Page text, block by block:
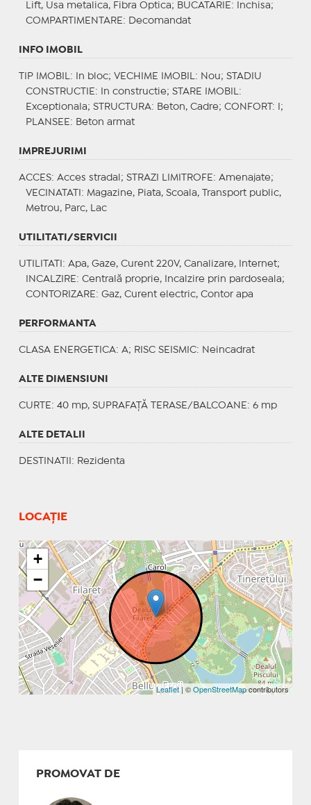
Lift, Usa metalica, Fibra Optica; BUCATARIE : Inchisa;
COMPARTIMENTARE : Decomandat
INFO IMOBIL
TIP IMOBIL : In bloc; VECHIME IMOBIL : Nou; STADIU
CONSTRUCTIE : In constructie; STARE IMOBIL :
Exceptionala; STRUCTURA: Beton, Cadre; CONFORT : I;
PLANSEE : Beton armat
IMPREJURIMI
ACCES: Acces stradal; STRAZI LIMITROFE : Amenajate;
VECINATATI : Magazine, Piata, Scoala, Transport public,
Metrou, Parc, Lac
UTILITATI/SERVICII
UTILITATI : Apa, Gaze, Curent 220V, Canalizare, Internet;
INCALZIRE : Centrală proprie, Incalzire prin pardoseala;
CONTORIZARE : Gaz, Curent electric, Contor apa
PERFORMANTA
CLASA ENERGETICA: A; RISC SEISMIC: Neincadrat
ALTE DIMENSIUNI
CURTE: 40 mp, SUPRAFAȚĂ TERASE/BALCOANE: 6 mp
ALTE DETALII
DESTINATII : Rezidenta
LOCAȚIE
+
−
Leaflet| ©OpenStreetMapcontributors
PROMOVAT DE